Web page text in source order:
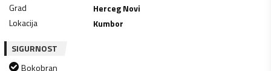
Grad
Herceg Novi
Lokacija
Kumbor
SIGURNOST
Bokobran